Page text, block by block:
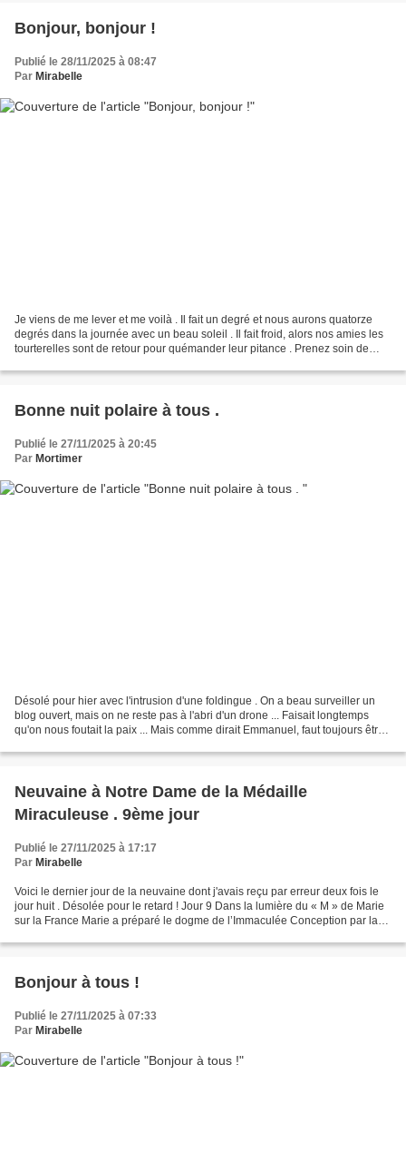
Bonjour, bonjour !
Publié le 28/11/2025 à 08:47
Par Mirabelle
Je viens de me lever et me voilà . Il fait un degré et nous aurons quatorze
degrés dans la journée avec un beau soleil . Il fait froid, alors nos amies les
tourterelles sont de retour pour quémander leur pitance . Prenez soin de
Bonne nuit polaire à tous .
Publié le 27/11/2025 à 20:45
Par Mortimer
Désolé pour hier avec l'intrusion d'une foldingue . On a beau surveiller un
blog ouvert, mais on ne reste pas à l'abri d'un drone ... Faisait longtemps
qu'on nous foutait la paix ... Mais comme dirait Emmanuel, faut toujours être
Neuvaine à Notre Dame de la Médaille
Miraculeuse . 9ème jour
Publié le 27/11/2025 à 17:17
Par Mirabelle
Voici le dernier jour de la neuvaine dont j'avais reçu par erreur deux fois le
jour huit . Désolée pour le retard ! Jour 9 Dans la lumière du « M » de Marie
sur la France Marie a préparé le dogme de l’Immaculée Conception par la
Bonjour à tous !
Publié le 27/11/2025 à 07:33
Par Mirabelle